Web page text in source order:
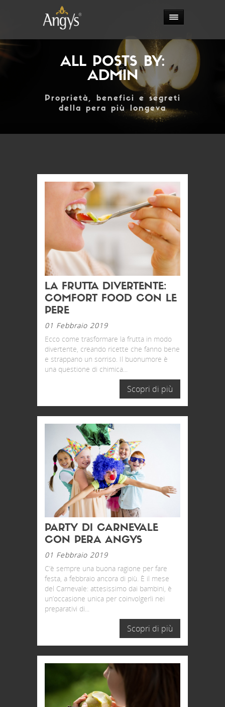
ALL POSTS BY:
ADMIN
Proprietà, benefici e segreti
della pera più longeva
LA FRUTTA DIVERTENTE:
COMFORT FOOD CON LE
PERE
01 Febbraio 2019
Ecco come trasformare la frutta in modo
divertente, creando ricette che fanno bene
e strappano un sorriso. Il buonumore è
una questione di chimica...
Scopri di più
PARTY DI CARNEVALE
CON PERA ANGYS
01 Febbraio 2019
C’è sempre una buona ragione per fare
festa, a febbraio ancora di più. È il mese
del Carnevale: attesissimo dai bambini, è
un’occasione unica per coinvolgerli nei
preparativi di...
Scopri di più